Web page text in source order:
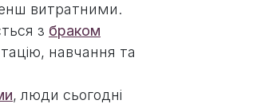
витратними.
з браком
навчання та
, люди сьогодні